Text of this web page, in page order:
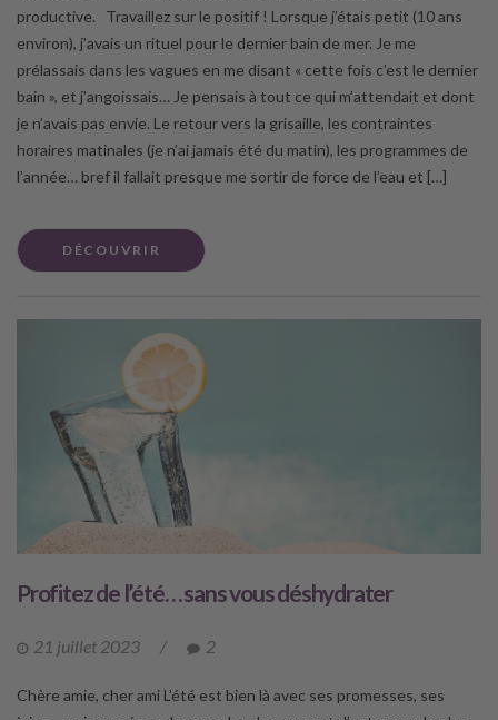
productive. Travaillez sur le positif ! Lorsque j’étais petit (10 ans
environ), j’avais un rituel pour le dernier bain de mer. Je me
prélassais dans les vagues en me disant « cette fois c’est le dernier
bain », et j’angoissais… Je pensais à tout ce qui m’attendait et dont
je n’avais pas envie. Le retour vers la grisaille, les contraintes
horaires matinales (je n’ai jamais été du matin), les programmes de
l’année… bref il fallait presque me sortir de force de l’eau et […]
DÉCOUVRIR
Profitez de l’été… sans vous déshydrater
21 juillet 2023 / 2
Chère amie, cher ami L’été est bien là avec ses promesses, ses